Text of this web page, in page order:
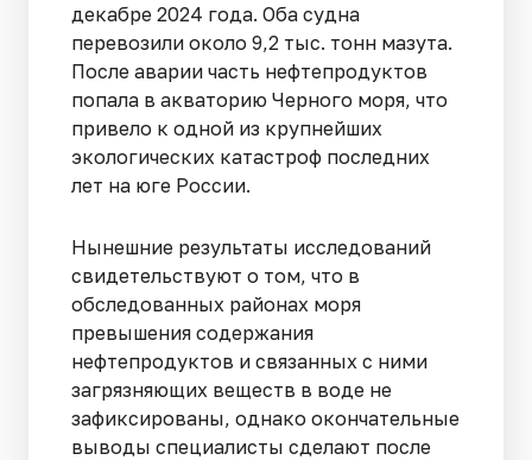
декабре 2024 года. Оба судна
перевозили около 9,2 тыс. тонн мазута.
После аварии часть нефтепродуктов
попала в акваторию Черного моря, что
привело к одной из крупнейших
экологических катастроф последних
лет на юге России.
Нынешние результаты исследований
свидетельствуют о том, что в
обследованных районах моря
превышения содержания
нефтепродуктов и связанных с ними
загрязняющих веществ в воде не
зафиксированы, однако окончательные
выводы специалисты сделают после